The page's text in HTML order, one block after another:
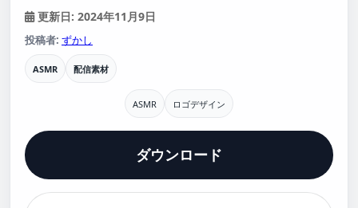
更新日: 2024年11月9日
投稿者: ずかし
ASMR 配信素材
ASMR ロゴデザイン
ダウンロード